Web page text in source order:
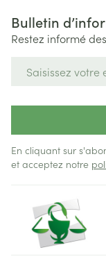
Bulletin
Restez informé
En cliquant sur
et acceptez notre